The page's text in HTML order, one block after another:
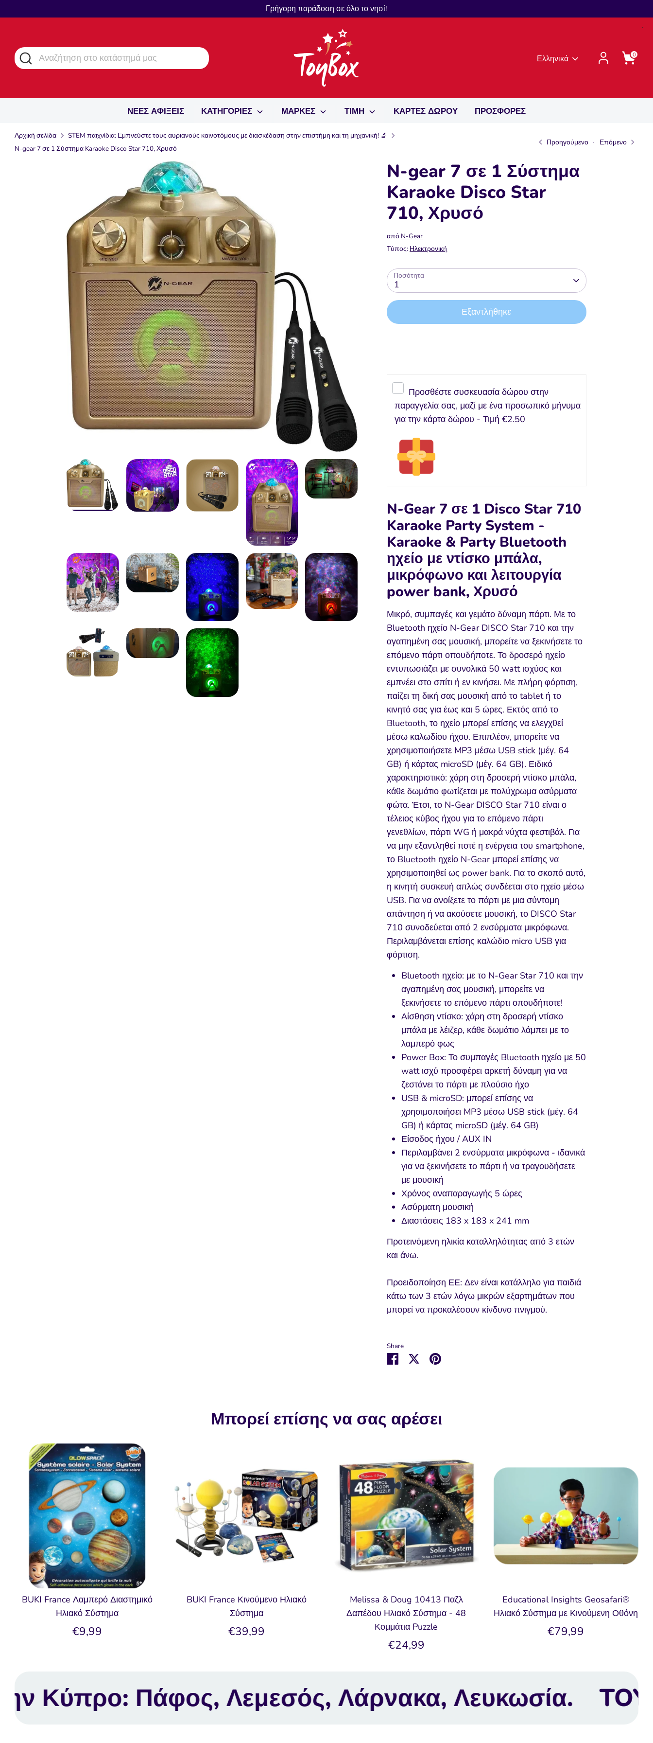
στο
Γρήγορη παράδοση σε όλο το νησί!
Αναζήτηση
Αναζήτηση
στο
Γλώσσα
Ελληνικά 0
ΝΕΕΣ ΑΦΙΞΕΙΣ ΚΑΤΗΓΟΡΙΕΣ ΜΑΡΚΕΣ ΤΙΜΗ ΚΑΡΤΕΣ ΔΩΡΟΥ ΠΡΟΣΦΟΡΕΣ
Αρχική σελίδα
STEM παιχνίδια: Εμπνεύστε τους αυριανούς καινοτόμους με διασκέδαση στην επιστήμη και τη μηχανική! 🔬
N-gear 7 σε 1 Σύστημα Karaoke Disco Star 710, Χρυσό
Προηγούμενο Επόμενο
N-gear 7 σε 1 Σύστημα
Karaoke Disco Star
710, Χρυσό
από N-Gear
Τύπος: Ηλεκτρονική
Ποσότητα
1
Εξαντλήθηκε
Προσθέστε συσκευασία δώρου στην
παραγγελία σας, μαζί με ένα προσωπικό μήνυμα
για την κάρτα δώρου - Τιμή €2.50
N-Gear 7 σε 1 Disco Star 710
Karaoke Party System -
Karaoke & Party Bluetooth
ηχείο με ντίσκο μπάλα,
μικρόφωνο και λειτουργία
power bank, Χρυσό
Μικρό, συμπαγές και γεμάτο δύναμη πάρτι. Με το
Bluetooth ηχείο N-Gear DISCO Star 710 και την
αγαπημένη σας μουσική, μπορείτε να ξεκινήσετε το
επόμενο πάρτι οπουδήποτε. Το δροσερό ηχείο
εντυπωσιάζει με συνολικά 50 watt ισχύος και
εμπνέει στο σπίτι ή εν κινήσει. Με πλήρη φόρτιση,
παίζει τη δική σας μουσική από το tablet ή το
κινητό σας για έως και 5 ώρες. Εκτός από το
Bluetooth, το ηχείο μπορεί επίσης να ελεγχθεί
μέσω καλωδίου ήχου. Επιπλέον, μπορείτε να
χρησιμοποιήσετε MP3 μέσω USB stick (μέγ. 64
GB) ή κάρτας microSD (μέγ. 64 GB). Ειδικό
χαρακτηριστικό: χάρη στη δροσερή ντίσκο μπάλα,
κάθε δωμάτιο φωτίζεται με πολύχρωμα ασύρματα
φώτα. Έτσι, το N-Gear DISCO Star 710 είναι ο
τέλειος κύβος ήχου για το επόμενο πάρτι
γενεθλίων, πάρτι WG ή μακρά νύχτα φεστιβάλ. Για
να μην εξαντληθεί ποτέ η ενέργεια του smartphone,
το Bluetooth ηχείο N-Gear μπορεί επίσης να
χρησιμοποιηθεί ως power bank. Για το σκοπό αυτό,
η κινητή συσκευή απλώς συνδέεται στο ηχείο μέσω
USB. Για να ανοίξετε το πάρτι με μια σύντομη
απάντηση ή να ακούσετε μουσική, το DISCO Star
710 συνοδεύεται από 2 ενσύρματα μικρόφωνα.
Περιλαμβάνεται επίσης καλώδιο micro USB για
φόρτιση.
Bluetooth ηχείο: με το N-Gear Star 710 και την
αγαπημένη σας μουσική, μπορείτε να
ξεκινήσετε το επόμενο πάρτι οπουδήποτε!
Αίσθηση ντίσκο: χάρη στη δροσερή ντίσκο
μπάλα με λέιζερ, κάθε δωμάτιο λάμπει με το
λαμπερό φως
Power Box: Το συμπαγές Bluetooth ηχείο με 50
watt ισχύ προσφέρει αρκετή δύναμη για να
ζεστάνει το πάρτι με πλούσιο ήχο
USB & microSD: μπορεί επίσης να
χρησιμοποιήσει MP3 μέσω USB stick (μέγ. 64
GB) ή κάρτας microSD (μέγ. 64 GB)
Είσοδος ήχου / AUX IN
Περιλαμβάνει 2 ενσύρματα μικρόφωνα - ιδανικά
για να ξεκινήσετε το πάρτι ή να τραγουδήσετε
με μουσική
Χρόνος αναπαραγωγής 5 ώρες
Ασύρματη μουσική
Διαστάσεις 183 x 183 x 241 mm
Προτεινόμενη ηλικία καταλληλότητας από 3 ετών
και άνω.
Προειδοποίηση ΕΕ: Δεν είναι κατάλληλο για παιδιά
κάτω των 3 ετών λόγω μικρών εξαρτημάτων που
μπορεί να προκαλέσουν κίνδυνο πνιγμού.
Share
ΜοιραστείτεΜοιραστείτε
Καρφιτσώστε
Μπορεί επίσης να σας αρέσει
BUKI France Λαμπερό Διαστημικό
Ηλιακό Σύστημα
€9,99
BUKI France Κινούμενο Ηλιακό
Σύστημα
€39,99
Melissa & Doug 10413 Παζλ
Δαπέδου Ηλιακό Σύστημα - 48
Κομμάτια Puzzle
€24,99
Educational Insights Geosafari®
Ηλιακό Σύστημα με Κινούμενη Οθόνη
€79,99
Λεμεσός, Λάρνακα, Λευκωσία. TOYBOX Toy Shop |